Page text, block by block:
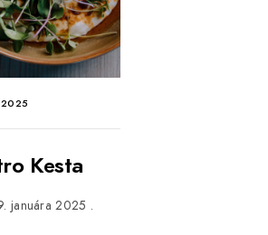
2025
Kesta
januára 2025 .